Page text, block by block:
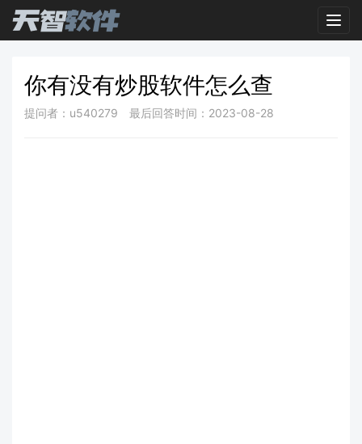
你有没有炒股软件怎么查
提问者：u540279 最后回答时间：2023-08-28